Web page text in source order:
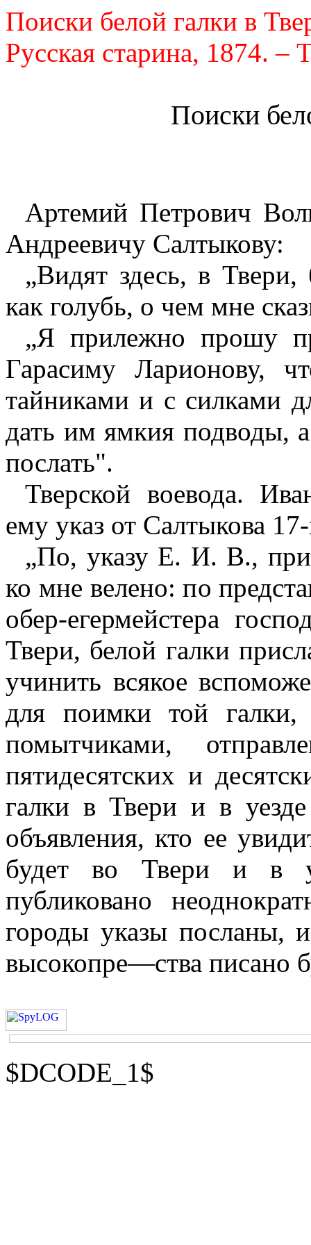
Поиски белой галки в
Русская старина, 1874.
Поиски
Артемий Петрович
Андреевичу Салтыкову:
„Видят здесь, в Твери,
как голубь, о чем мне
„Я прилежно прошу
Гарасиму Ларионову,
тайниками и с силками
дать им ямкия подводы,
послать".
Тверской воевода.
ему указ от Салтыкова
„По, указу Е. И. В.,
ко мне велено: по
обер-егермейстера
Твери, белой галки
учинить всякое
для поимки той галки,
помытчиками,
пятидесятских и
галки в Твери и в
объявления, кто ее
будет во Твери и в
публиковано
городы указы посланы,
высокопре—ства писано
$DCODE_1$